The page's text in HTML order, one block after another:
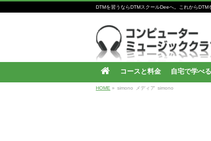
DTMを習うならDTMスクールDeeへ。これから
コースと料金 自宅で学べ
HOME » simono メディア simono